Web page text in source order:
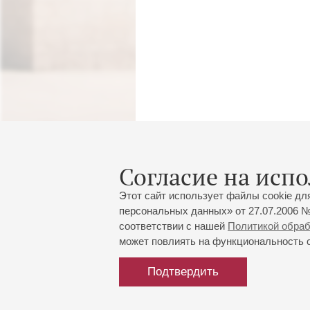
Согласие на
Этот сайт использует файлы cookie
персональных данных» от 27.07.2006
соответствии с нашей Политикой
может повлиять на функциональность
Подтвердить